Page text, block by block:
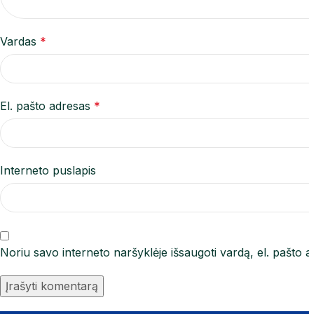
Vardas *
El. pašto adresas *
Interneto puslapis
Noriu savo interneto naršyklėje išsaugoti vardą, el.